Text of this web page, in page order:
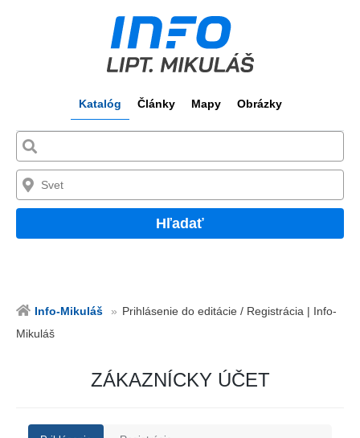
Katalóg Články Mapy Obrázky
Hľadať
Info-Mikuláš
Prihlásenie do editácie / Registrácia | Info-
Mikuláš
ZÁKAZNÍCKY ÚČET